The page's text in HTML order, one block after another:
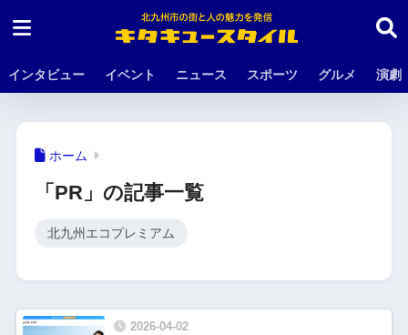
インタビュー イベント ニュース スポーツ グルメ 演劇
ホーム
「PR」の記事一覧
北九州エコプレミアム
2026-04-02